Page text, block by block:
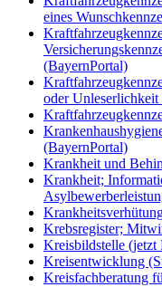
eines
(BayernPortal)
oder
(BayernPortal)
Krankheit und
Krankheit;
Krebsregister;
Kreisbildstelle (jetzt
Kreisentwicklung
Kreisfachberatung